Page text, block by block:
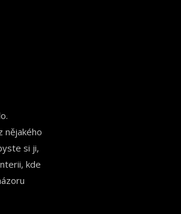
nějakého
si ji,
kde